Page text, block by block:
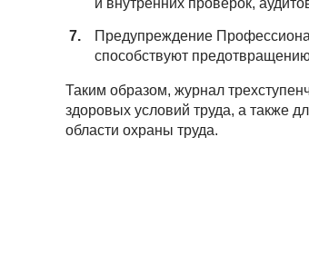
и внутренних проверок,
Предупреждение
способствуют
Таким образом, журнал
здоровых условий труда, а также
области охраны труда.